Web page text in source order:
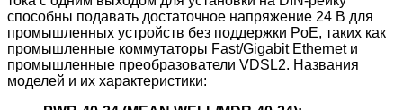
способны подавать достаточное напряжение 24 В для
промышленных устройств без поддержки PoE, таких как
промышленные коммутаторы Fast/Gigabit Ethernet и
промышленные преобразователи VDSL2. Названия
моделей и их характеристики: